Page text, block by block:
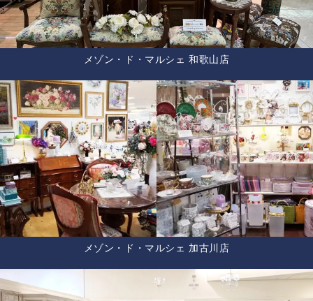
メゾン・ド・マルシェ 和歌山店
メゾン・ド・マルシェ 加古川店